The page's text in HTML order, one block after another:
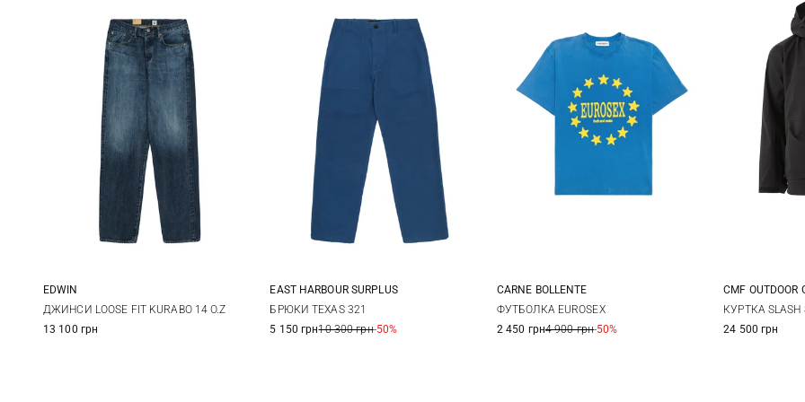
30 31 32 33
EDWIN
ДЖИНСИ LOOSE FIT KURABO 14 O.Z
13 100 грн
46 48
EAST HARBOUR SURPLUS
БРЮКИ TEXAS 321
5 150 грн10 300 грн-50%
S M
CARNE BOLLENTE
ФУТБОЛКА EUROSEX
2 450 грн4 900 грн-50%
M
CMF OUTDOOR
КУРТКА SLASH
24 500 грн